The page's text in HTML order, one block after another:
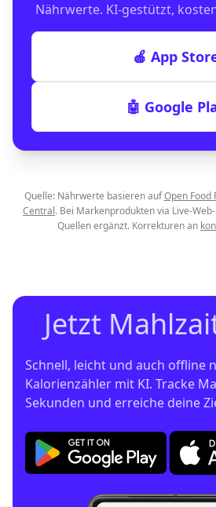
Nährwerte. KI-gestützt,
🍎 App
🤖 Google
Quelle: Nährwerte basieren auf Open Food
Central. Bei Markenprodukten via Live-
Quellen ergänzt. Korrekturen an
Jetzt
Schnell, leicht und auch offline
Kalorienzähler mit KI. Tracke
Sekunden und erreiche deine